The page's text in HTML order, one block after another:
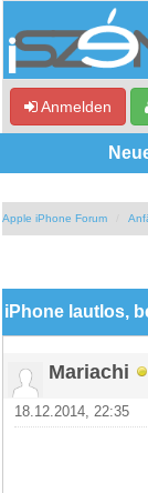
Anmelden
Apple iPhone Forum
iPhone lautlos,
Mariachi
18.12.2014, 22:35